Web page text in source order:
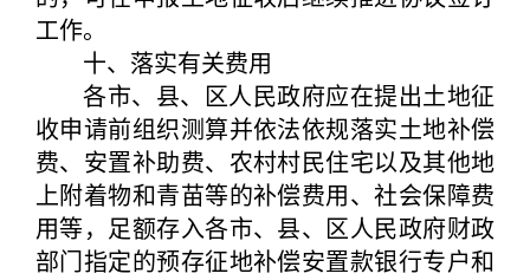
工作。
十、落实有关费用
各市、县、区人民政府应在提出土地征
收申请前组织测算并依法依规落实土地补偿
费、安置补助费、农村村民住宅以及其他地
上附着物和青苗等的补偿费用、社会保障费
用等，足额存入各市、县、区人民政府财政
部门指定的预存征地补偿安置款银行专户和